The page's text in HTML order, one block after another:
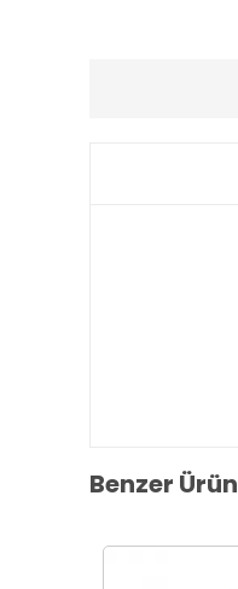
Benzer